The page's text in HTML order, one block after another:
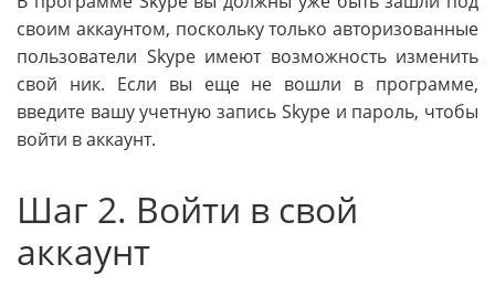
своим аккаунтом, поскольку только авторизованные
пользователи Skype имеют возможность изменить
свой ник. Если вы еще не вошли в программе,
введите вашу учетную запись Skype и пароль, чтобы
войти в аккаунт.
Шаг 2. Войти в свой
аккаунт